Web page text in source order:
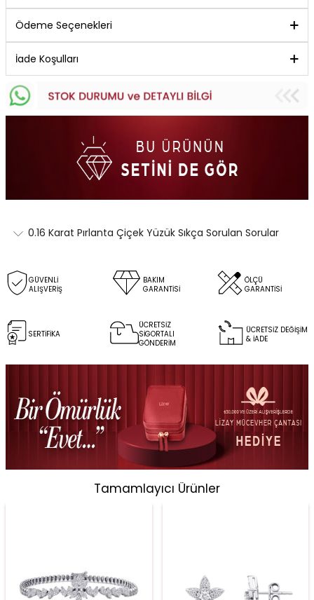
Ödeme Seçenekleri
İade Koşulları
0.16 Karat Pırlanta Çiçek Yüzük Sıkça Sorulan Sorular
GÜVENLİ
ALIŞVERİŞ
BAKIM
GARANTİSİ
ÖLÇÜ
GARANTİSİ
SERTİFİKA
ÜCRETSİZ
SİGORTALI
GÖNDERİM
ÜCRETSİZ DEĞİŞİM
& İADE
Tamamlayıcı Ürünler